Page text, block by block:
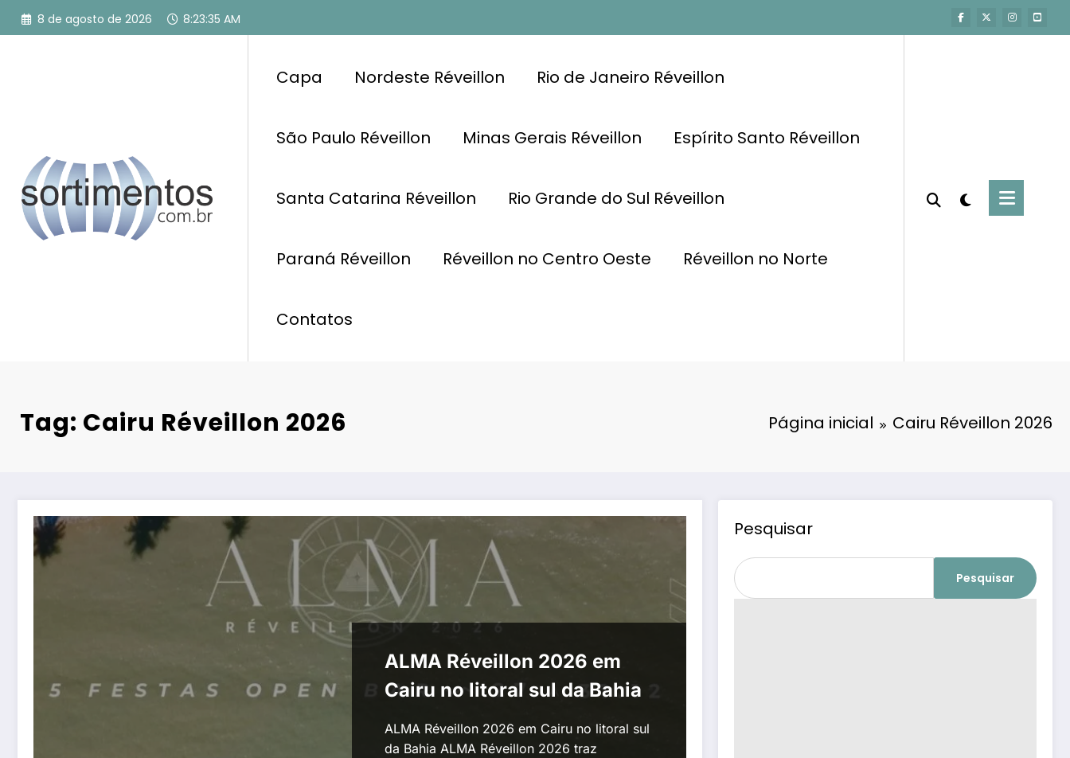
Pular
para
8 de agosto de 2026 8:23:36 AM
Capa Nordeste Réveillon Rio de Janeiro Réveillon
São Paulo Réveillon Minas Gerais Réveillon Espírito Santo Réveillon
Santa Catarina Réveillon Rio Grande do Sul Réveillon
Paraná Réveillon Réveillon no Centro Oeste Réveillon no Norte
Contatos
Tag: Cairu Réveillon 2026 Página inicial Cairu Réveillon 2026
ALMA Réveillon 2026 em
Cairu no litoral sul da Bahia
ALMA Réveillon 2026 em Cairu no litoral sul
da Bahia ALMA Réveillon 2026 traz
Pesquisar
Pesquisar